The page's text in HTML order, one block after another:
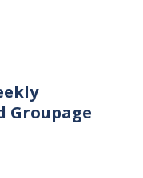
Groupage